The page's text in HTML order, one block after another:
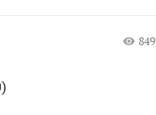
849